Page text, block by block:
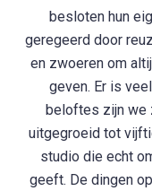
besloten hun
geregeerd door
en zwoeren om
geven. Er is
beloftes zijn we
uitgegroeid tot
studio die echt
geeft. De dingen